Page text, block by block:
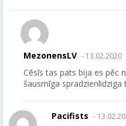
MezonensLV - 13.02.2020
Cēsīs tas pats bija es pēc
šausmīga spradzienlidziga
Pacifists -